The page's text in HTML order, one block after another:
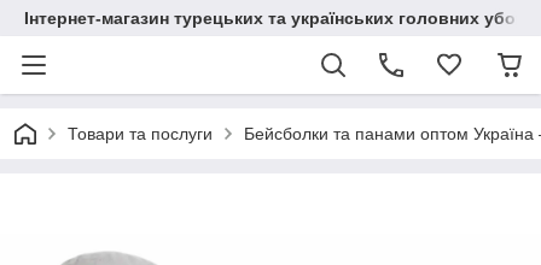
Інтернет-магазин турецьких та українських головних
Товари та послуги Бейсболки та панами оптом